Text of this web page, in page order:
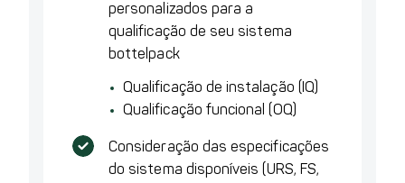
personalizados para a
qualificação de seu sistema
bottelpack
Qualificação de instalação (IQ)
Qualificação funcional (OQ)
Consideração das especificações
do sistema disponíveis (URS, FS,